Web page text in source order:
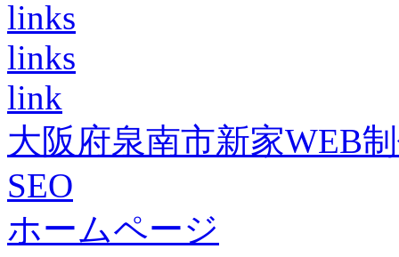
links
links
link
大阪府泉南市新家WEB
SEO
ホームページ